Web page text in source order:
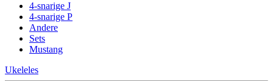
4-snarige J
4-snarige P
Andere
Sets
Mustang
Ukeleles